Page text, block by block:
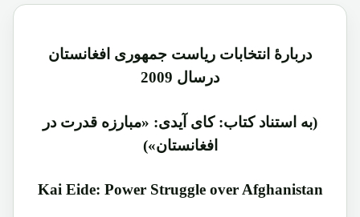
دربارۀ انتخابات ریاست جمهوری افغانستان
درسال 2009
(به استناد کتاب: کای آیدی: «مبارزه قدرت در
افغانستان»)
Kai Eide: Power Struggle over Afghanistan